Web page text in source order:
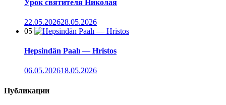
Урок святителя Николая
22.05.202628.05.2026
05
Hepsindän Paalı — Hristos
06.05.202618.05.2026
Публикации